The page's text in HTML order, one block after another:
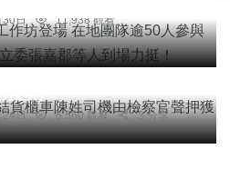
30日
11,938 觀看
教
結貨櫃車陳姓司機由檢察官
24日 6,560 觀看 3 分享
高哲翰：國學才子楊登嵙國